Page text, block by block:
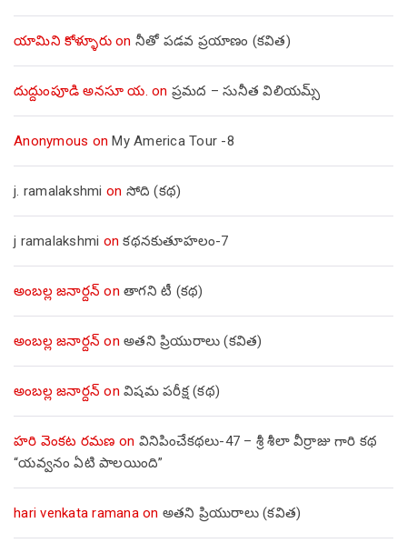
యామిని కోళ్ళూరుon నీతో పడవ ప్రయాణం (కవిత)
దుద్దుంపూడి అనసూ య. on ప్రమద – సునీత విలియమ్స్
Anonymous onMy America Tour -8
j. ramalakshmi on సోది (కథ)
j ramalakshmi onకథనకుతూహలం-7
అంబల్ల జనార్దన్ on తాగని టీ (కథ)
అంబల్ల జనార్దన్ on అతని ప్రియురాలు (కవిత)
అంబల్ల జనార్దన్ on విషమ పరీక్ష (క‌థ‌)
హరి వెంకట రమణ on వినిపించేకథలు-47 – శ్రీ శీలా వీర్రాజు గారి కథ
“యవ్వనం ఏటి పాలయింది”
hari venkata ramanaon అతని ప్రియురాలు (కవిత)